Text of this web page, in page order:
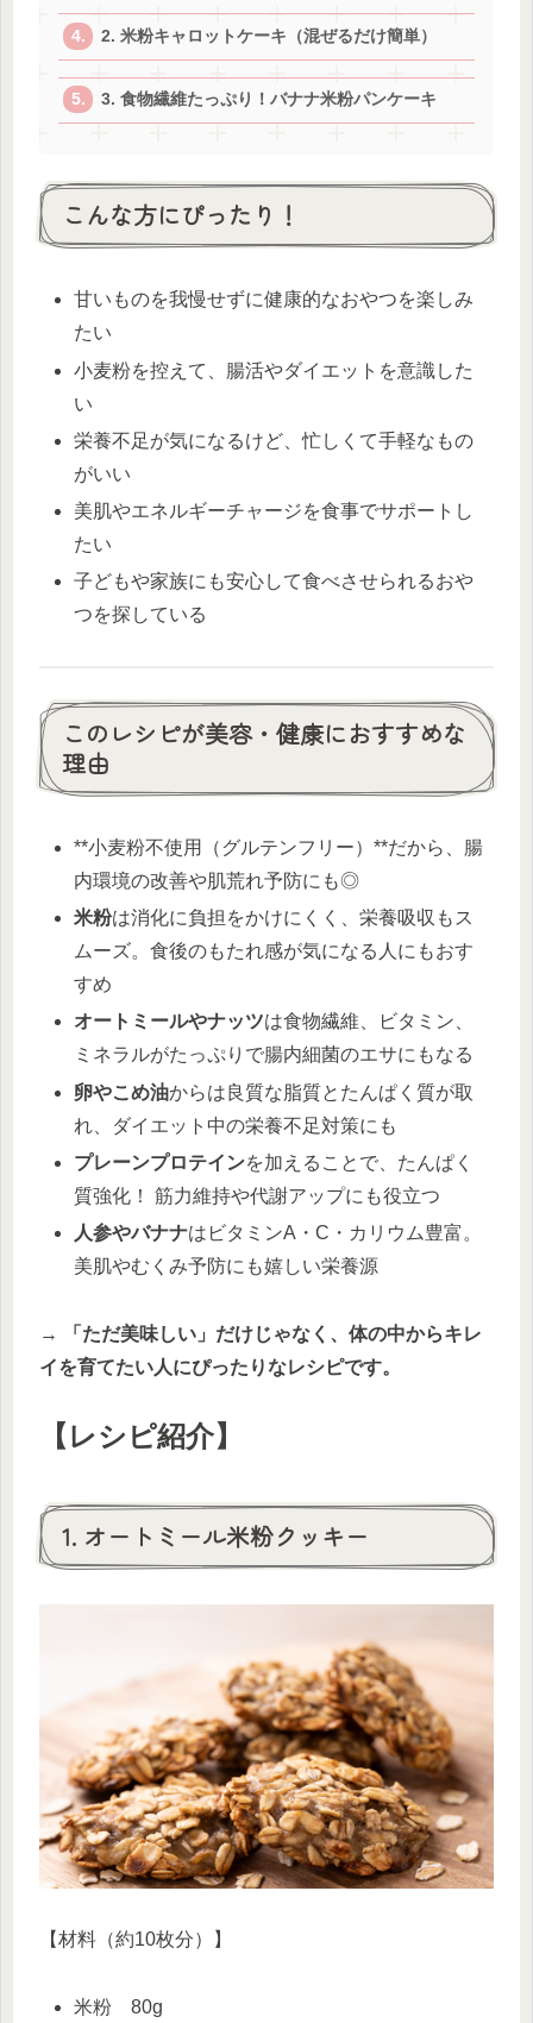
2. 米粉キャロットケーキ（混ぜるだけ簡単）
3. 食物繊維たっぷり！バナナ米粉パンケーキ
こんな方にぴったり！
甘いものを我慢せずに健康的なおやつを楽しみ
たい
小麦粉を控えて、腸活やダイエットを意識した
い
栄養不足が気になるけど、忙しくて手軽なもの
がいい
美肌やエネルギーチャージを食事でサポートし
たい
子どもや家族にも安心して食べさせられるおや
つを探している
このレシピが美容・健康におすすめな
理由
**小麦粉不使用（グルテンフリー）**だから、腸
内環境の改善や肌荒れ予防にも◎
米粉は消化に負担をかけにくく、栄養吸収もス
ムーズ。食後のもたれ感が気になる人にもおす
すめ
オートミールやナッツは食物繊維、ビタミン、
ミネラルがたっぷりで腸内細菌のエサにもなる
卵やこめ油からは良質な脂質とたんぱく質が取
れ、ダイエット中の栄養不足対策にも
プレーンプロテインを加えることで、たんぱく
質強化！ 筋力維持や代謝アップにも役立つ
人参やバナナはビタミンA・C・カリウム豊富。
美肌やむくみ予防にも嬉しい栄養源
→
「ただ美味しい」だけじゃなく、体の中からキレ
イを育てたい人にぴったりなレシピです。
【レシピ紹介】
1. オートミール米粉クッキー
【材料（約10枚分）】
米粉 80g